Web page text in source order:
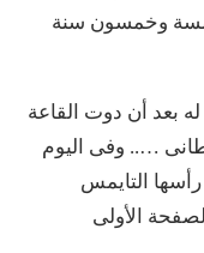
وخمسون سنة
بعد أن دوت القاعة
….. وفى اليوم
التايمس
الأولى